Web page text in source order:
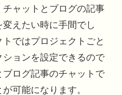
ャットとブログの記事
えたい時に手間でし
ではプロジェクトごと
ョンを設定できるので
ログ記事のチャットで
可能になります。